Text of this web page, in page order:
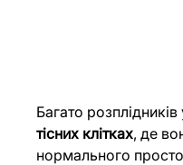
Багато
тісних клітках, де
нормального